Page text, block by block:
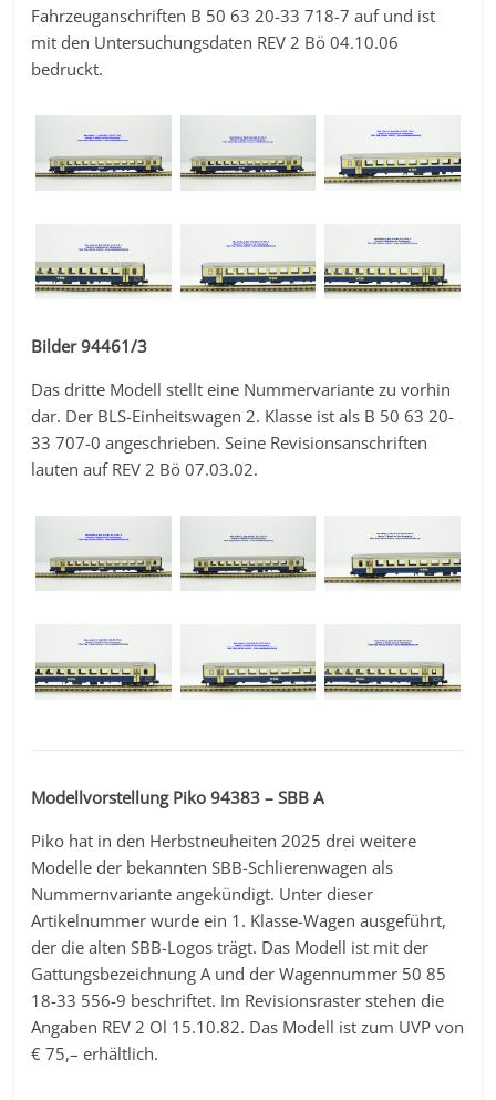
Fahrzeuganschriften B 50 63 20-33 718-7 auf und ist
mit den Untersuchungsdaten REV 2 Bö 04.10.06
bedruckt.
Bilder 94461/3
Das dritte Modell stellt eine Nummervariante zu vorhin
dar. Der BLS-Einheitswagen 2. Klasse ist als B 50 63 20-
33 707-0 angeschrieben. Seine Revisionsanschriften
lauten auf REV 2 Bö 07.03.02.
Modellvorstellung Piko 94383 – SBB A
Piko hat in den Herbstneuheiten 2025 drei weitere
Modelle der bekannten SBB-Schlierenwagen als
Nummernvariante angekündigt. Unter dieser
Artikelnummer wurde ein 1. Klasse-Wagen ausgeführt,
der die alten SBB-Logos trägt. Das Modell ist mit der
Gattungsbezeichnung A und der Wagennummer 50 85
18-33 556-9 beschriftet. Im Revisionsraster stehen die
Angaben REV 2 Ol 15.10.82. Das Modell ist zum UVP von
€ 75,– erhältlich.